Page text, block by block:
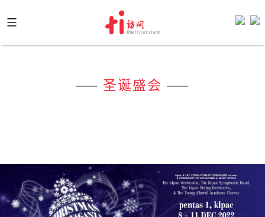
to
content
—— 圣诞盛会 ——